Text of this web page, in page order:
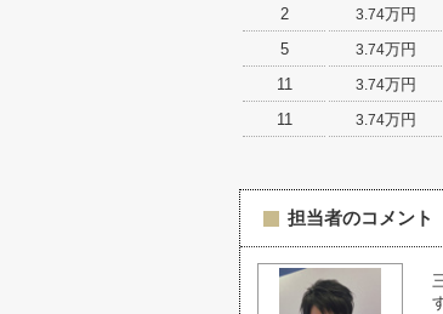
2
3.74万円
5
3.74万円
11
3.74万円
11
3.74万円
担当者のコメント